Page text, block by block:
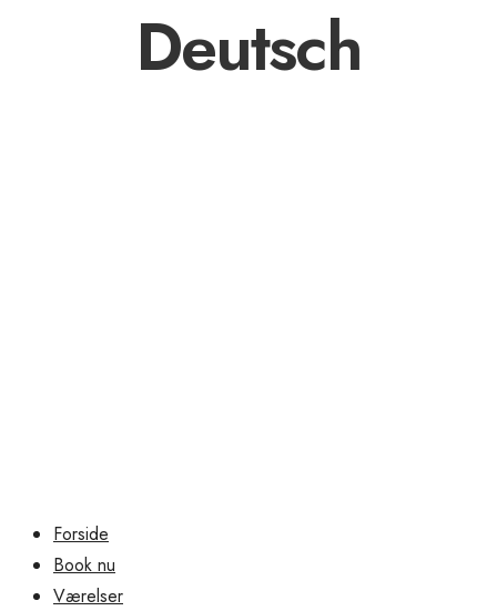
Deutsch
Forside
Book nu
Værelser